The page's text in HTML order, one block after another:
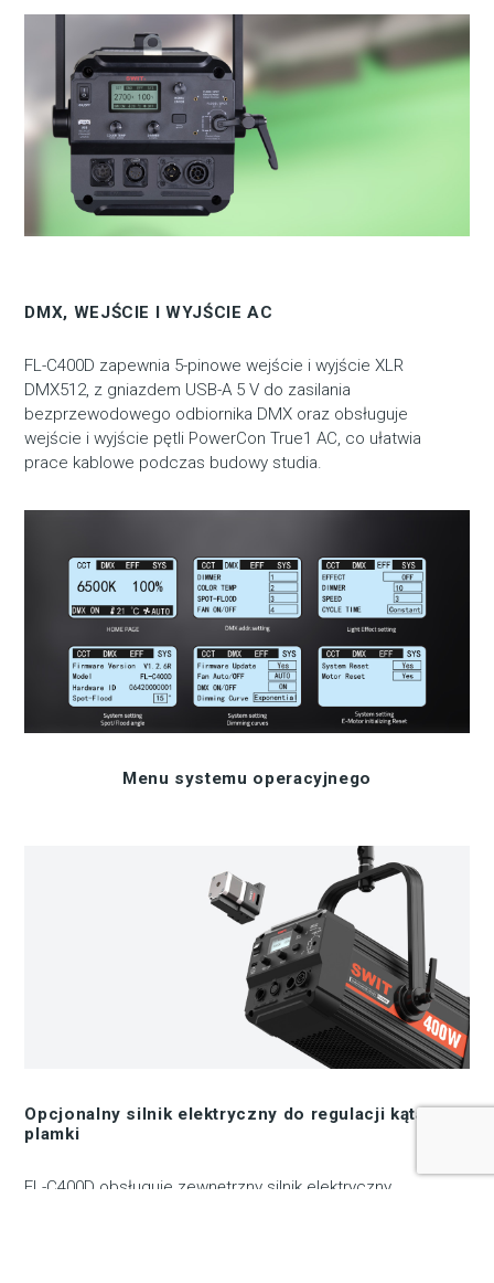
DMX, WEJŚCIE I WYJŚCIE AC
FL-C400D zapewnia 5-pinowe wejście i wyjście XLR
DMX512, z gniazdem USB-A 5 V do zasilania
bezprzewodowego odbiornika DMX oraz obsługuje
wejście i wyjście pętli PowerCon True1 AC, co ułatwia
prace kablowe podczas budowy studia.
Menu systemu operacyjnego
Opcjonalny silnik elektryczny do regulacji kąta
plamki
FL-C400D obsługuje zewnętrzny silnik elektryczny